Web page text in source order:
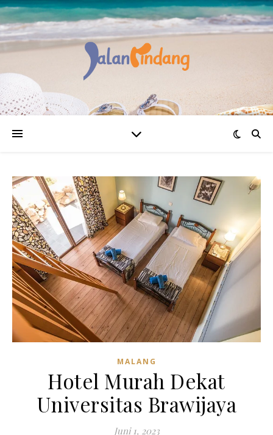
MALANG
Hotel Murah Dekat
Universitas Brawijaya
Juni 1, 2023